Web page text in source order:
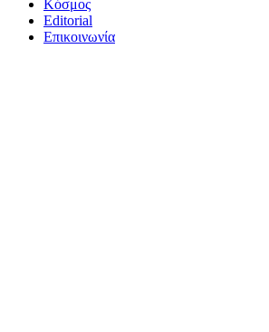
Κόσμος
Editorial
Επικοινωνία